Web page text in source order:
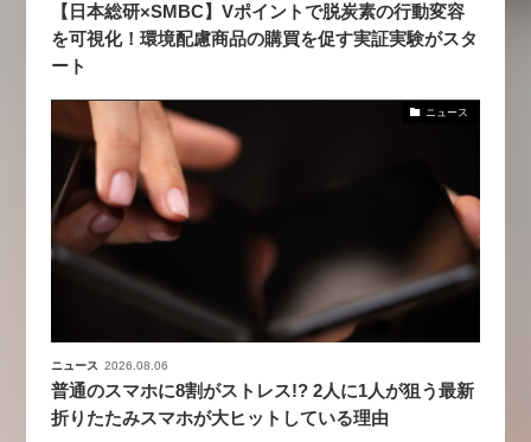
【日本総研×SMBC】Vポイントで脱炭素の行動変容
を可視化！環境配慮商品の購買を促す実証実験がスタ
ート
ニュース
ニュース 2026.08.06
普通のスマホに8割がストレス!? 2人に1人が狙う最新
折りたたみスマホが大ヒットしている理由